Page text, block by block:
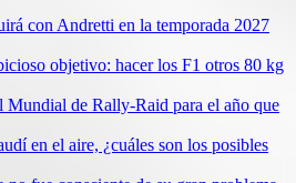
con Andretti en la temporada 2027
objetivo: hacer los F1 otros 80 kg
Mundial de Rally-Raid para el año que
en el aire, ¿cuáles son los posibles